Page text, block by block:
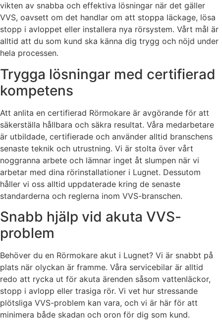
vikten av snabba och effektiva lösningar när det gäller
VVS, oavsett om det handlar om att stoppa läckage, lösa
stopp i avloppet eller installera nya rörsystem. Vårt mål är
alltid att du som kund ska känna dig trygg och nöjd under
hela processen.
Trygga lösningar med certifierad
kompetens
Att anlita en certifierad Rörmokare är avgörande för att
säkerställa hållbara och säkra resultat. Våra medarbetare
är utbildade, certifierade och använder alltid branschens
senaste teknik och utrustning. Vi är stolta över vårt
noggranna arbete och lämnar inget åt slumpen när vi
arbetar med dina rörinstallationer i Lugnet. Dessutom
håller vi oss alltid uppdaterade kring de senaste
standarderna och reglerna inom VVS-branschen.
Snabb hjälp vid akuta VVS-
problem
Behöver du en Rörmokare akut i Lugnet? Vi är snabbt på
plats när olyckan är framme. Våra servicebilar är alltid
redo att rycka ut för akuta ärenden såsom vattenläckor,
stopp i avlopp eller trasiga rör. Vi vet hur stressande
plötsliga VVS-problem kan vara, och vi är här för att
minimera både skadan och oron för dig som kund.